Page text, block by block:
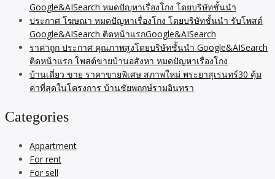
Google&AISearch หมดปัญหาเรื่องโกง โดยบริษัทชั้นนำ
ประกาศ โฆษณา หมดปัญหาเรื่องโกง โดยบริษัทชั้นนำ รับโพสต์
Google&AISearch ติดหน้าแรกGoogle&AISearch
ราคาถูก ประกาศ คุณภาพสูงโดยบริษัทชั้นนำ Google&AISearch
ติดหน้าแรก โพสต์ขายบ้านอสังหา หมดปัญหาเรื่องโกง
บ้านเดี่ยว ขาย ราคาขายพิเศษ สภาพใหม่ พระยาสุเรนทร์30 คุ้ม
ค่าที่สุดในโครงการ บ้านชัยพฤกษ์รามอินทรา
Categories
Appartment
For rent
For sell